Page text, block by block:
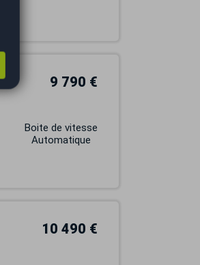
9 790 €
Boite de vitesse
Automatique
10 490 €